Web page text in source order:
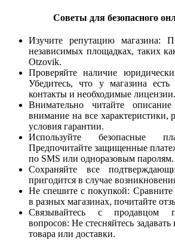
Советы для безопасного
Изучите репутацию магазина:
независимых площадках, таких
Otzovik.
Проверяйте наличие
Убедитесь, что у магазина
контакты и необходимые лицензии.
Внимательно читайте
внимание на все характеристики,
условия гарантии.
Используйте безопасные
Предпочитайте защищенные
по SMS или одноразовым паролям.
Сохраняйте все
пригодится в случае
Не спешите с покупкой:
в разных магазинах, почитайте
Связывайтесь с продавцом
вопросов: Не стесняйтесь
товара или доставки.